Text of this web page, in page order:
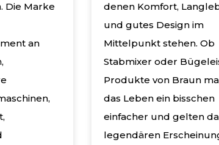
Die Marke
an
denen Komfort,
und gutes Design im
Mittelpunkt stehen. Ob
Stabmixer oder
Produkte von Braun
das Leben ein bisschen
einfacher und gelten
legendären